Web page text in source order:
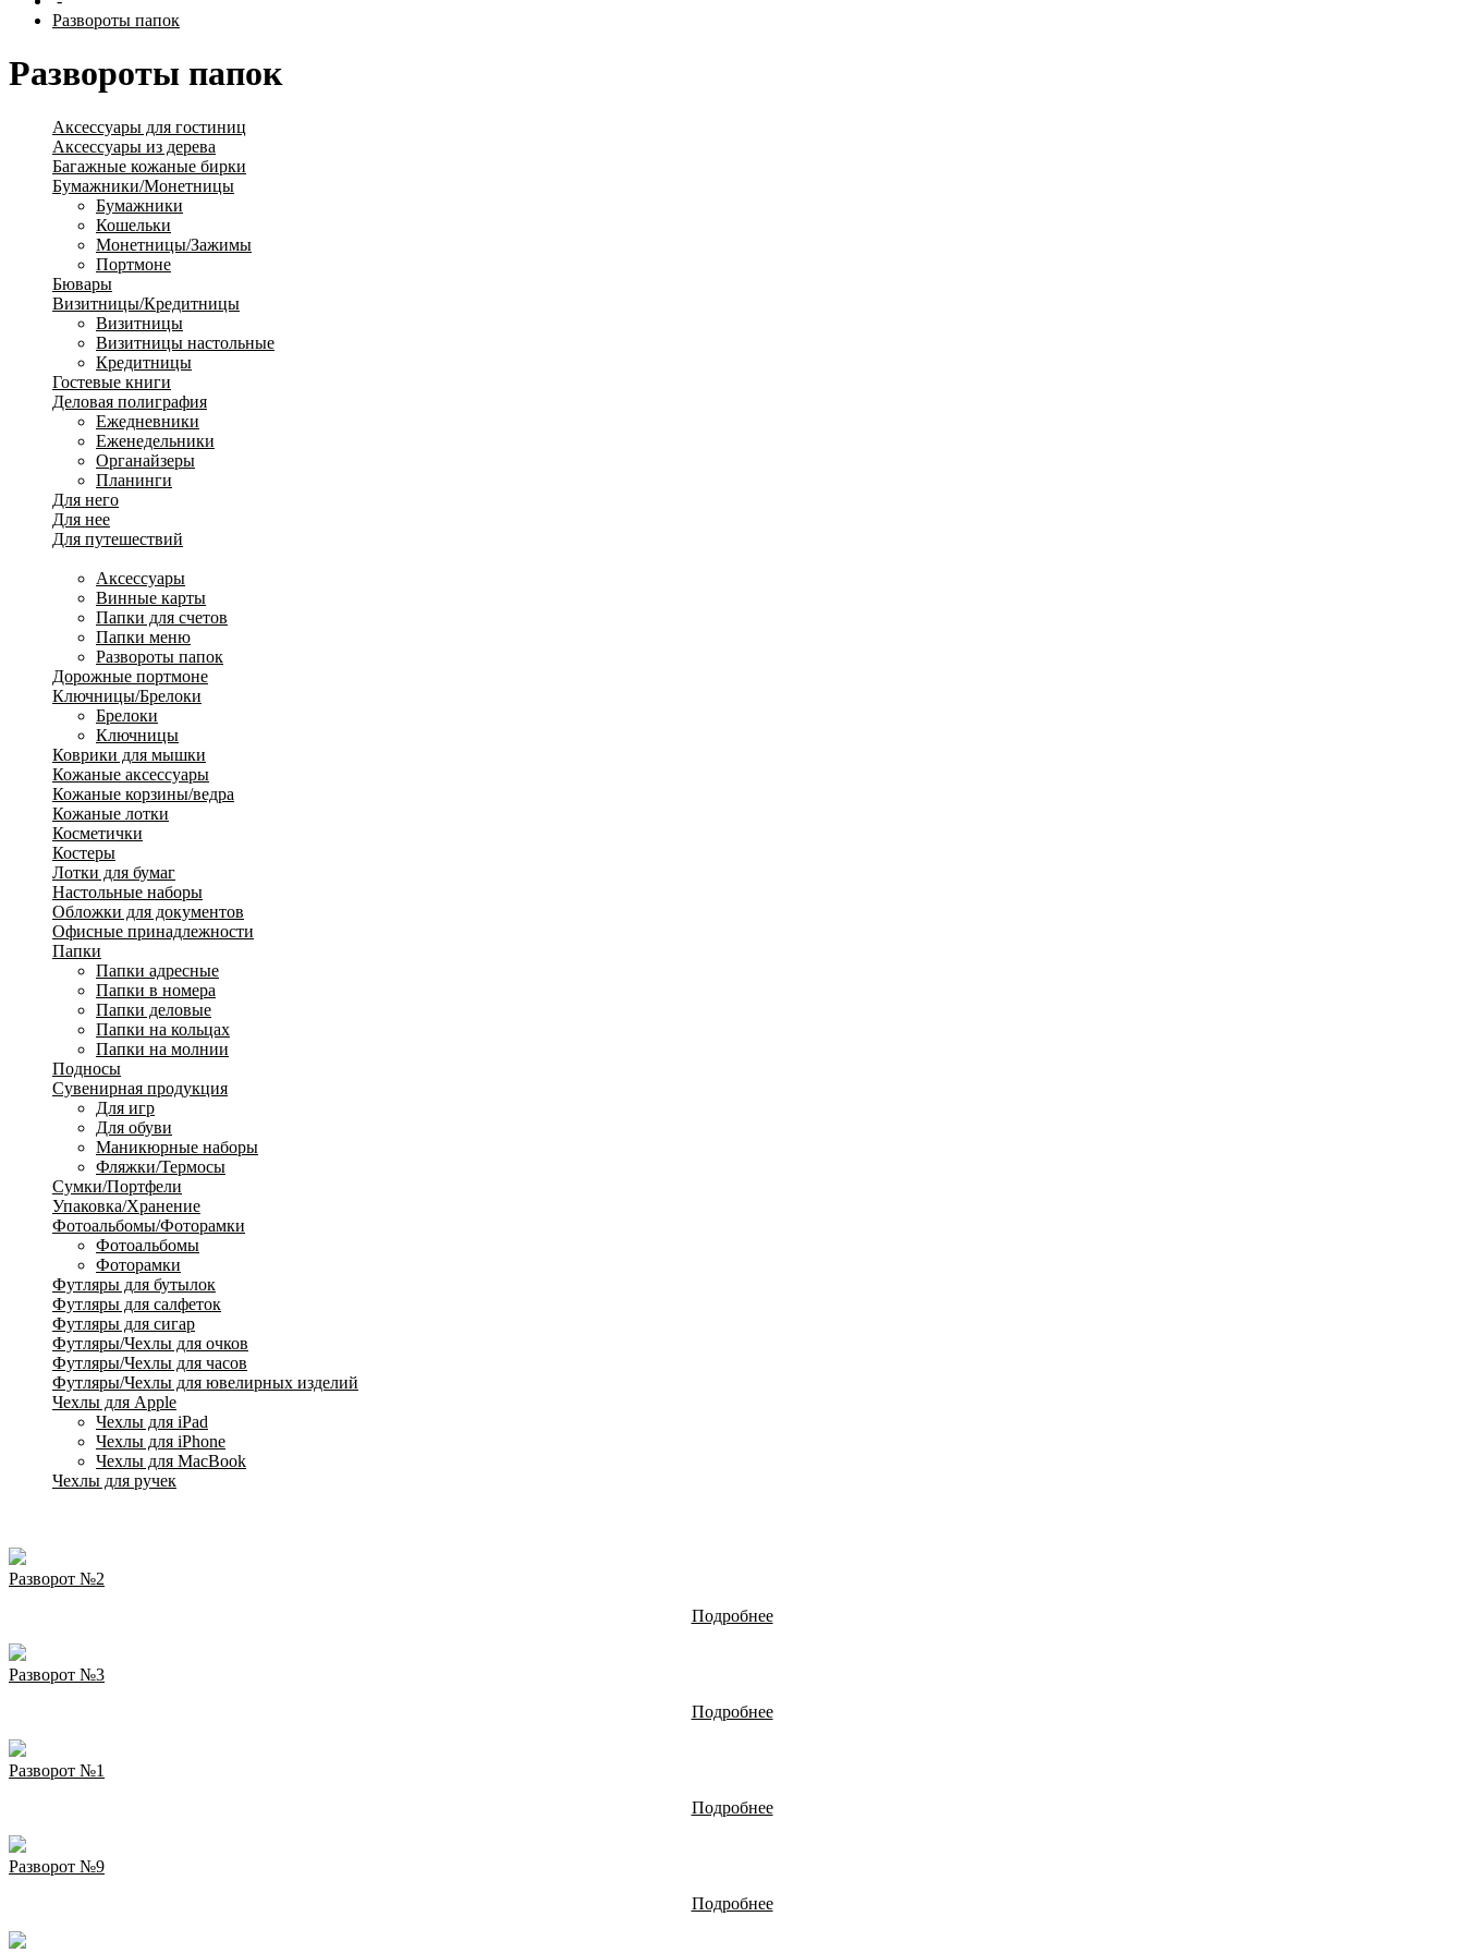
Развороты папок
Развороты папок
Аксессуары для гостиниц
Аксессуары из дерева
Багажные кожаные бирки
Бумажники/Монетницы
Бумажники
Кошельки
Монетницы/Зажимы
Портмоне
Бювары
Визитницы/Кредитницы
Визитницы
Визитницы настольные
Кредитницы
Гостевые книги
Деловая полиграфия
Ежедневники
Еженедельники
Органайзеры
Планинги
Для него
Для нее
Для путешествий
Аксессуары
Винные карты
Папки для счетов
Папки меню
Развороты папок
Дорожные портмоне
Ключницы/Брелоки
Брелоки
Ключницы
Коврики для мышки
Кожаные аксессуары
Кожаные корзины/ведра
Кожаные лотки
Косметички
Костеры
Лотки для бумаг
Настольные наборы
Обложки для документов
Офисные принадлежности
Папки
Папки адресные
Папки в номера
Папки деловые
Папки на кольцах
Папки на молнии
Подносы
Сувенирная продукция
Для игр
Для обуви
Маникюрные наборы
Фляжки/Термосы
Сумки/Портфели
Упаковка/Хранение
Фотоальбомы/Фоторамки
Фотоальбомы
Фоторамки
Футляры для бутылок
Футляры для салфеток
Футляры для сигар
Футляры/Чехлы для очков
Футляры/Чехлы для часов
Футляры/Чехлы для ювелирных изделий
Чехлы для Apple
Чехлы для iPad
Чехлы для iPhone
Чехлы для MacBook
Чехлы для ручек
Разворот №2
Подробнее
Разворот №3
Подробнее
Разворот №1
Подробнее
Разворот №9
Подробнее